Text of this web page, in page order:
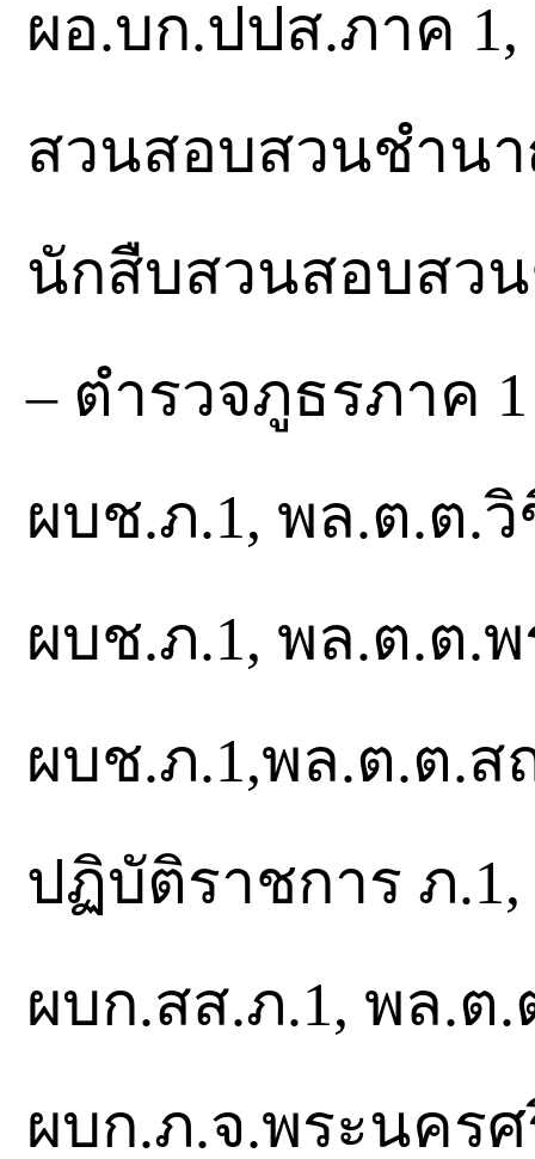
ผอ.บก.ปปส.ภาค
สวนสอบสวนชำน
นักสืบสวนสอบสว
– ตำรวจภูธรภาค
ผบช.ภ.1, พล.ต.ต.
ผบช.ภ.1, พล.ต.ต.
ผบช.ภ.1,พล.ต.ต.ส
ปฏิบัติราชการ ภ
ผบก.สส.ภ.1, พล.ต.
ผบก.ภ.จ.พระนคร